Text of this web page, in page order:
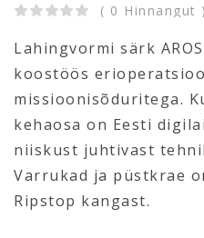
( 0 Hinnangut )
Lahingvormi särk
koostöös
missioonisõduritega.
kehaosa on Eesti
niiskust juhtivast
Varrukad ja püstkrae
Ripstop kangast.